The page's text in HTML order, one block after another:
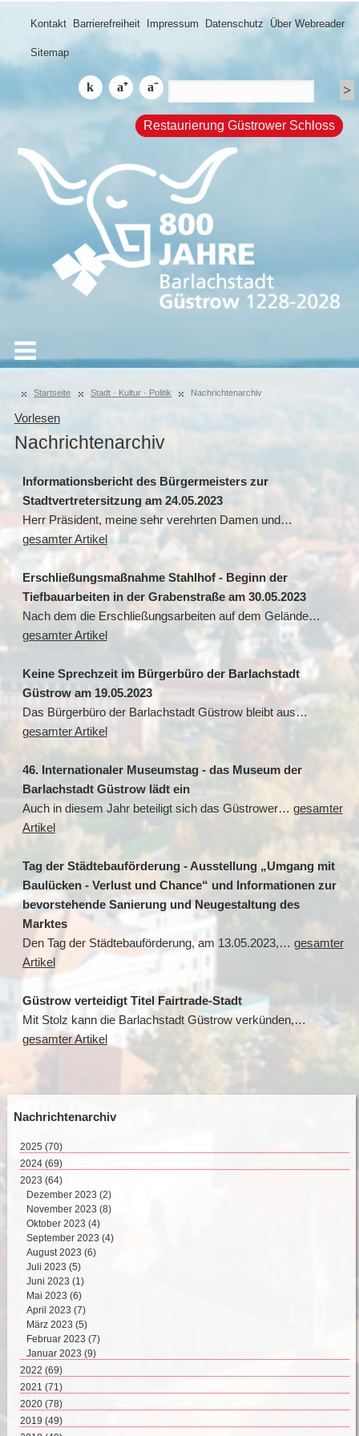
Kontakt Barrierefreiheit Impressum Datenschutz Über Webreader
Sitemap
Restaurierung Güstrower Schloss
Startseite Stadt · Kultur · Politik Nachrichtenarchiv
Vorlesen
Nachrichtenarchiv
Informationsbericht des Bürgermeisters zur
Stadtvertretersitzung am 24.05.2023
Herr Präsident, meine sehr verehrten Damen und…
gesamter Artikel
Erschließungsmaßnahme Stahlhof - Beginn der
Tiefbauarbeiten in der Grabenstraße am 30.05.2023
Nach dem die Erschließungsarbeiten auf dem Gelände…
gesamter Artikel
Keine Sprechzeit im Bürgerbüro der Barlachstadt
Güstrow am 19.05.2023
Das Bürgerbüro der Barlachstadt Güstrow bleibt aus…
gesamter Artikel
46. Internationaler Museumstag - das Museum der
Barlachstadt Güstrow lädt ein
Auch in diesem Jahr beteiligt sich das Güstrower… gesamter
Artikel
Tag der Städtebauförderung - Ausstellung „Umgang mit
Baulücken - Verlust und Chance“ und Informationen zur
bevorstehende Sanierung und Neugestaltung des
Marktes
Den Tag der Städtebauförderung, am 13.05.2023,… gesamter
Artikel
Güstrow verteidigt Titel Fairtrade-Stadt
Mit Stolz kann die Barlachstadt Güstrow verkünden,…
gesamter Artikel
Nachrichtenarchiv
2025 (70)
August 2025 (3)
Juli 2025 (9)
Juni 2025 (8)
Mai 2025 (17)
April 2025 (15)
März 2025 (12)
Februar 2025 (6)
2024 (69)
Dezember 2024 (2)
November 2024 (11)
Oktober 2024 (7)
September 2024 (4)
August 2024 (4)
Juli 2024 (4)
Juni 2024 (5)
Mai 2024 (10)
April 2024 (8)
März 2024 (8)
Februar 2024 (2)
Januar 2024 (4)
2023 (64)
Dezember 2023 (2)
November 2023 (8)
Oktober 2023 (4)
September 2023 (4)
August 2023 (6)
Juli 2023 (5)
Juni 2023 (1)
Mai 2023 (6)
April 2023 (7)
März 2023 (5)
Februar 2023 (7)
Januar 2023 (9)
2022 (69)
Dezember 2022 (8)
November 2022 (4)
Oktober 2022 (10)
September 2022 (5)
2021 (71)
Dezember 2021 (8)
November 2021 (7)
Oktober 2021 (5)
2020 (78)
Dezember 2020 (7)
November 2020 (9)
2019 (49)